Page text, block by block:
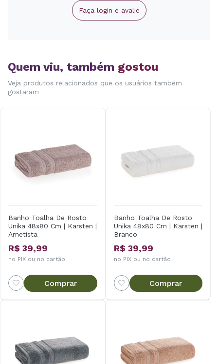
Faça login e avalie
Quem viu, também gostou
Veja produtos relacionados que os usuários também
gostaram
Banho Toalha De Rosto
Unika 48x80 Cm | Karsten |
Ametista
R$ 39,99
no PIX ou no cartão
Comprar
Banho Toalha De Rosto
Unika 48x80 Cm | Karsten |
Branco
R$ 39,99
no PIX ou no cartão
Comprar